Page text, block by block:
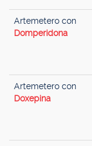
Artemetero con
Domperidona
Artemetero con
Doxepina